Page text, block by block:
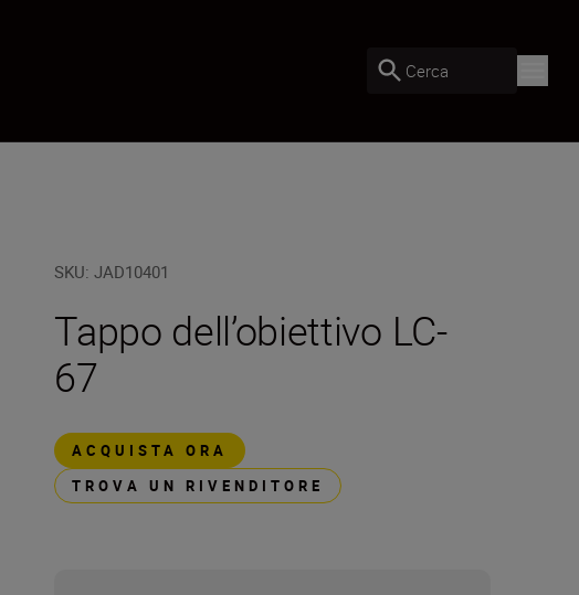
Cerca
SKU:JAD10401
Tappo dell’obiettivo LC-
67
ACQUISTA ORA
TROVA UN RIVENDITORE